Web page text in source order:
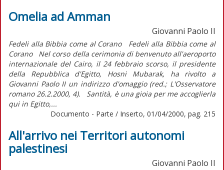
Omelia ad Amman
Giovanni Paolo II
Fedeli alla Bibbia come al Corano Fedeli alla Bibbia come al
Corano Nel corso della cerimonia di benvenuto all'aeroporto
internazionale del Cairo, il 24 febbraio scorso, il presidente
della Repubblica d'Egitto, Hosni Mubarak, ha rivolto a
Giovanni Paolo II un indirizzo d'omaggio (red.; L'Osservatore
romano 26.2.2000, 4). Santità, è una gioia per me accoglierla
qui in Egitto,...
Documento - Parte / Inserto, 01/04/2000, pag. 215
All'arrivo nei Territori autonomi
palestinesi
Giovanni Paolo II